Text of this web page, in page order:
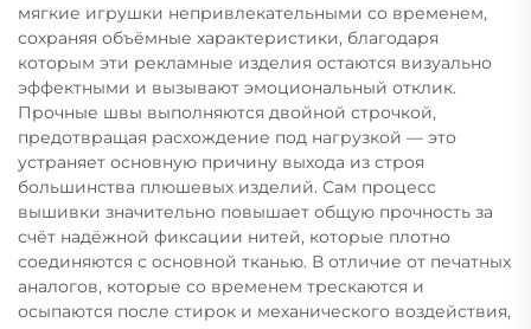
мягкие игрушки непривлекательными со временем,
сохраняя объёмные характеристики, благодаря
которым эти рекламные изделия остаются визуально
эффектными и вызывают эмоциональный отклик.
Прочные швы выполняются двойной строчкой,
предотвращая расхождение под нагрузкой — это
устраняет основную причину выхода из строя
большинства плюшевых изделий. Сам процесс
вышивки значительно повышает общую прочность за
счёт надёжной фиксации нитей, которые плотно
соединяются с основной тканью. В отличие от печатных
аналогов, которые со временем трескаются и
осыпаются после стирок и механического воздействия,